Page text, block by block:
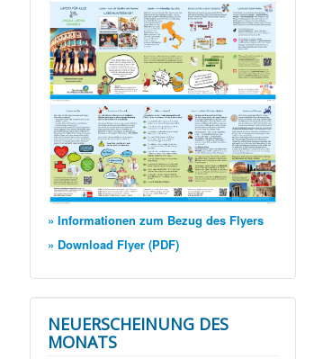
» Informationen zum Bezug des Flyers
» Download Flyer (PDF)
NEUERSCHEINUNG DES
MONATS